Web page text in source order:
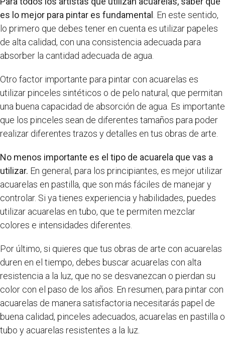
es lo mejor para pintar es fundamental
. En este sentido,
lo primero que debes tener en cuenta es utilizar papeles
de alta calidad, con una consistencia adecuada para
absorber la cantidad adecuada de agua.
Otro factor importante para pintar con acuarelas es
utilizar pinceles sintéticos o de pelo natural, que permitan
una buena capacidad de absorción de agua. Es importante
que los pinceles sean de diferentes tamaños para poder
realizar diferentes trazos y detalles en tus obras de arte.
No menos importante es el tipo de acuarela que vas a
utilizar. En general, para los principiantes, es mejor utilizar
acuarelas en pastilla, que son más fáciles de manejar y
controlar. Si ya tienes experiencia y habilidades, puedes
utilizar acuarelas en tubo, que te permiten mezclar
colores e intensidades diferentes.
Por último, si quieres que tus obras de arte con acuarelas
duren en el tiempo, debes buscar acuarelas con alta
resistencia a la luz, que no se desvanezcan o pierdan su
color con el paso de los años. En resumen, para pintar con
acuarelas de manera satisfactoria necesitarás papel de
buena calidad, pinceles adecuados, acuarelas en pastilla o
tubo y acuarelas resistentes a la luz.